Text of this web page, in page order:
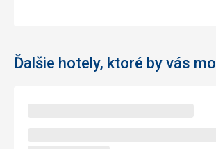
Ďalšie hotely, ktoré by vás